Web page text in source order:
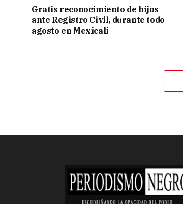
Gratis reconocimiento de hijos
ante Registro Civil, durante todo
agosto en Mexicali